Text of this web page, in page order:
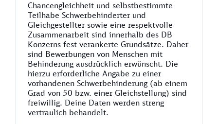
Chancengleichheit und selbstbestimmte
Teilhabe Schwerbehinderter und
Gleichgestellter sowie eine respektvolle
Zusammenarbeit sind innerhalb des DB
Konzerns fest verankerte Grundsätze. Daher
sind Bewerbungen von Menschen mit
Behinderung ausdrücklich erwünscht. Die
hierzu erforderliche Angabe zu einer
vorhandenen Schwerbehinderung (ab einem
Grad von 50 bzw. einer Gleichstellung) sind
freiwillig. Deine Daten werden streng
vertraulich behandelt.